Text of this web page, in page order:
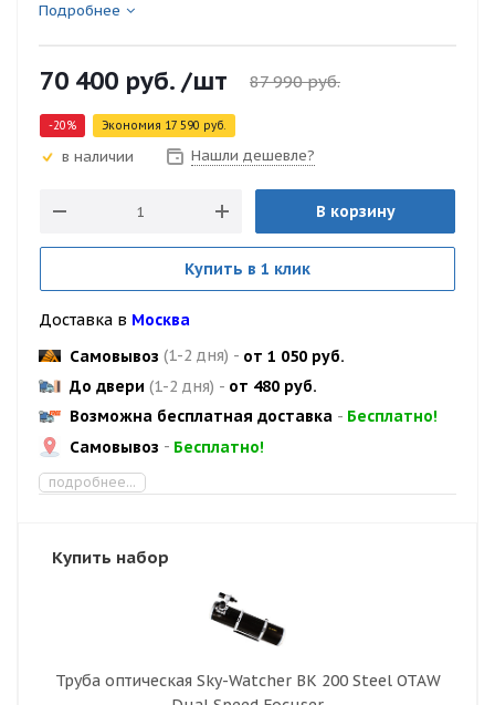
Подробнее
70 400 руб. /шт 87 990руб.
-20% Экономия 17 590 руб.
в наличии Нашли дешевле?
В корзину
Купить в 1 клик
Доставка в Москва
Самовывоз (1-2 дня) - от 1 050 руб.
До двери (1-2 дня) - от 480 руб.
Возможна бесплатная доставка - Бесплатно!
Самовывоз - Бесплатно!
подробнее...
Купить набор
Труба оптическая Sky-Watcher BK 200 Steel OTAW